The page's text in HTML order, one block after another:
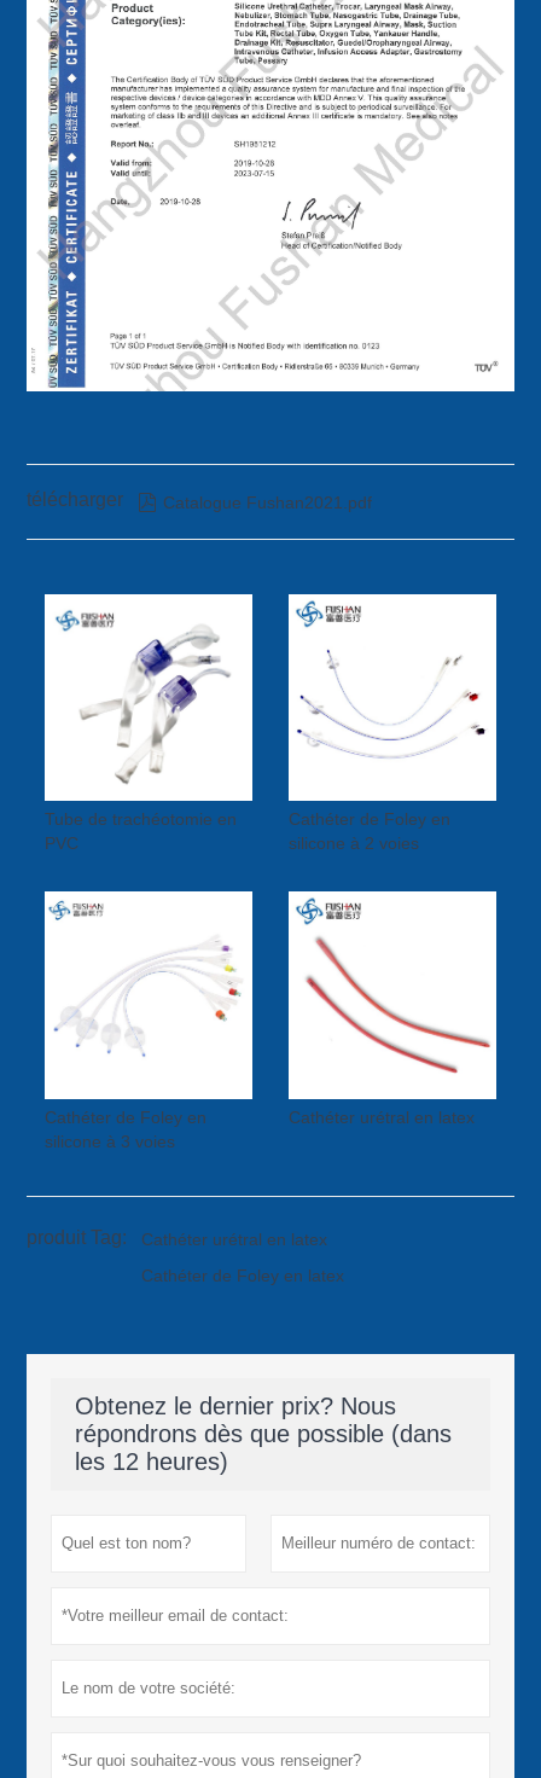
télécharger  Catalogue Fushan2021.pdf
Tube de trachéotomie en
PVC
Cathéter de Foley en
silicone à 2 voies
Cathéter de Foley en
silicone à 3 voies
Cathéter urétral en latex
produit Tag:
Cathéter urétral en latex
Cathéter de Foley en latex
Obtenez le dernier prix? Nous
répondrons dès que possible (dans
les 12 heures)